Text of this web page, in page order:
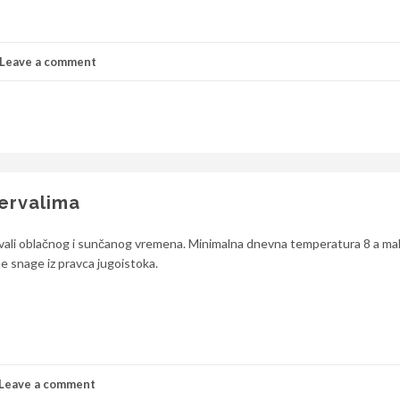
Leave a comment
oblačnog i sunčanog vremena. Minimalna dnevna temperatura 8 a
snage iz pravca jugoistoka.
Leave a comment